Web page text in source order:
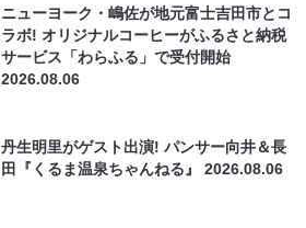
ニューヨーク・嶋佐が地元富士吉田市とコ
ラボ! オリジナルコーヒーがふるさと納税
サービス「わらふる」で受付開始
2026.08.06
丹生明里がゲスト出演! パンサー向井＆長
田『くるま温泉ちゃんねる』2026.08.06